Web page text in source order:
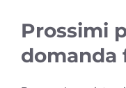
Prossimi
domanda